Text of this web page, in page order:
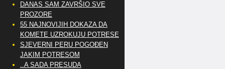
DANAS SAM ZAVRŠIO SVE
PROZORE
55 NAJNOVIJIH DOKAZA DA
KOMETE UZROKUJU POTRESE
SJEVERNI PERU POGOĐEN
JAKIM POTRESOM
..A SADA PRESUDA